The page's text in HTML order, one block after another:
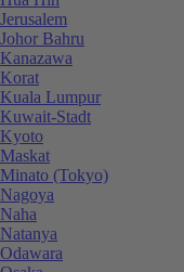
Jerusalem
Johor Bahru
Kanazawa
Korat
Kuala Lumpur
Kuwait-Stadt
Kyoto
Maskat
Minato (Tokyo)
Nagoya
Naha
Natanya
Odawara